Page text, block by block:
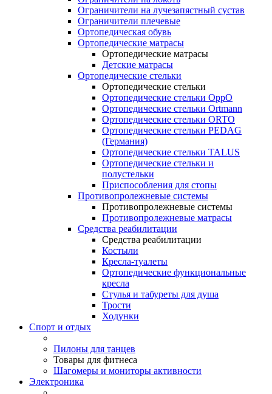
Ограничители на лучезапястный сустав
Ограничители плечевые
Ортопедическая обувь
Ортопедические матрасы
Ортопедические матрасы
Детские матрасы
Ортопедические стельки
Ортопедические стельки
Ортопедические стельки OppO
Ортопедические стельки Ortmann
Ортопедические стельки ORTO
Ортопедические стельки PEDAG
(Германия)
Ортопедические стельки TALUS
Ортопедические стельки и
полустельки
Приспособления для стопы
Противопролежневые системы
Противопролежневые системы
Противопролежневые матрасы
Средства реабилитации
Средства реабилитации
Костыли
Кресла-туалеты
Ортопедические функциональные
кресла
Стулья и табуреты для душа
Трости
Ходунки
Спорт и отдых
Пилоны для танцев
Товары для фитнеса
Шагомеры и мониторы активности
Электроника